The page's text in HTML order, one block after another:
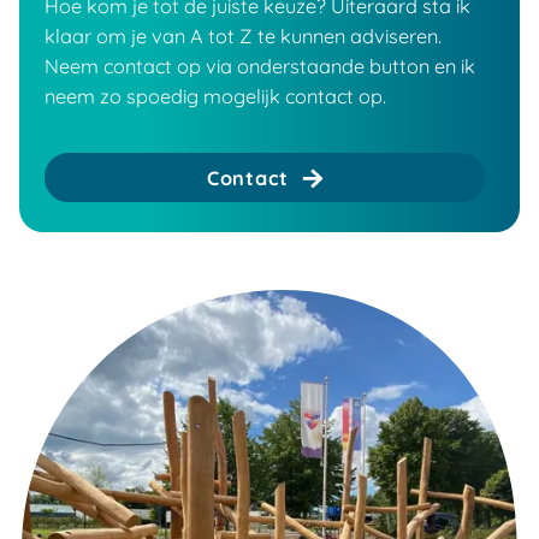
Hoe kom je tot de juiste keuze? Uiteraard sta ik
klaar om je van A tot Z te kunnen adviseren.
Neem contact op via onderstaande button en ik
neem zo spoedig mogelijk contact op.
Contact